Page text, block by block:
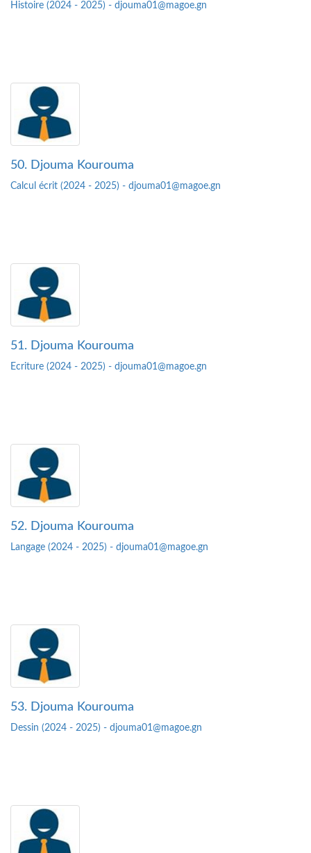
Histoire (2024 - 2025) - djouma01@magoe.gn
50. Djouma Kourouma
Calcul écrit (2024 - 2025) - djouma01@magoe.gn
51. Djouma Kourouma
Ecriture (2024 - 2025) - djouma01@magoe.gn
52. Djouma Kourouma
Langage (2024 - 2025) - djouma01@magoe.gn
53. Djouma Kourouma
Dessin (2024 - 2025) - djouma01@magoe.gn